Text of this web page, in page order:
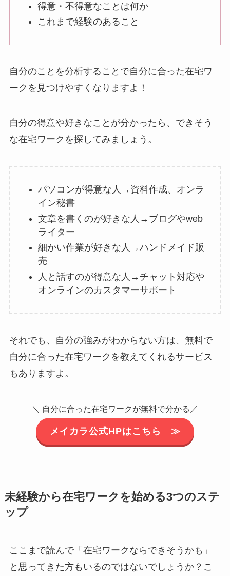
得意・不得意なことは何か
これまで経験のあること
自分のことを分析することで自分に合った在宅ワ
ークを見つけやすくなりますよ！
自分の得意や好きなことが分かったら、できそう
な在宅ワークを探してみましょう。
パソコンが得意な人→資料作成、オンラ
イン秘書
文章を書くのが好きな人→ブログやweb
ライター
細かい作業が好きな人→ハンドメイド販
売
人と話すのが得意な人→チャット対応や
オンラインのカスタマーサポート
それでも、自分の強みがわからない方は、無料で
自分に合った在宅ワークを教えてくれるサービス
もありますよ。
＼ 自分に合った在宅ワークが無料で分かる／
メイカラ公式HPはこちら ≫
未経験から在宅ワークを始める3つのステ
ップ
ここまで読んで「在宅ワークならできそうかも」
と思ってきた方もいるのではないでしょうか？こ